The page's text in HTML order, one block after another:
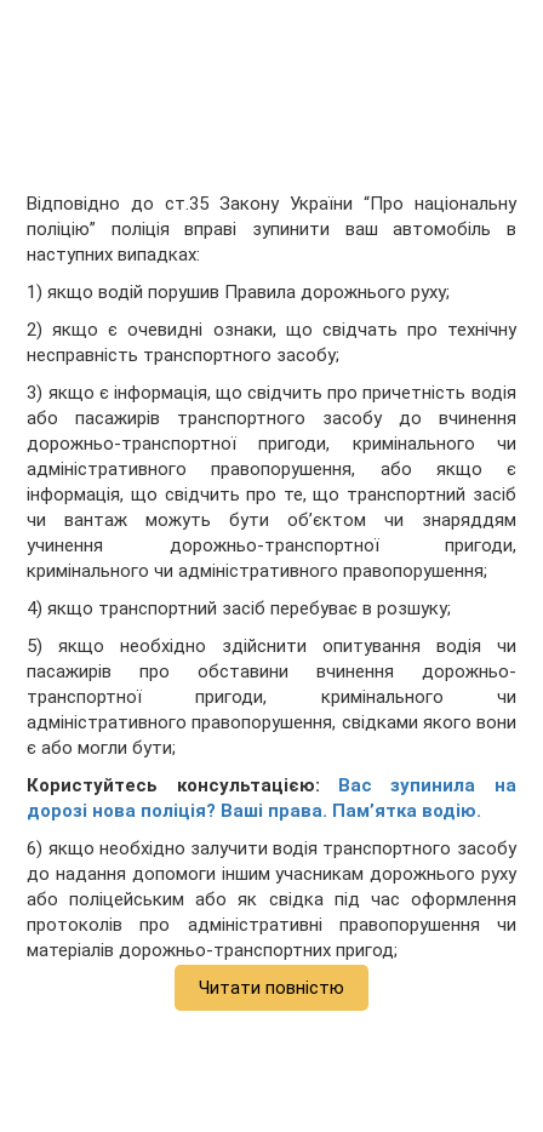
Відповідно до ст.35 Закону України “Про національну
поліцію” поліція вправі зупинити ваш автомобіль в
наступних випадках:
1) якщо водій порушив Правила дорожнього руху;
2) якщо є очевидні ознаки, що свідчать про технічну
несправність транспортного засобу;
3) якщо є інформація, що свідчить про причетність водія
або пасажирів транспортного засобу до вчинення
дорожньо-транспортної пригоди, кримінального чи
адміністративного правопорушення, або якщо є
інформація, що свідчить про те, що транспортний засіб
чи вантаж можуть бути об’єктом чи знаряддям
учинення дорожньо-транспортної пригоди,
кримінального чи адміністративного правопорушення;
4) якщо транспортний засіб перебуває в розшуку;
5) якщо необхідно здійснити опитування водія чи
пасажирів про обставини вчинення дорожньо-
транспортної пригоди, кримінального чи
адміністративного правопорушення, свідками якого вони
є або могли бути;
Користуйтесь консультацією: Вас зупинила на
дорозі нова поліція? Ваші права. Пам’ятка водію.
6) якщо необхідно залучити водія транспортного засобу
до надання допомоги іншим учасникам дорожнього руху
або поліцейським або як свідка під час оформлення
протоколів про адміністративні правопорушення чи
матеріалів дорожньо-транспортних пригод;
Читати повністю